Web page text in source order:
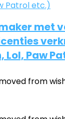
met
Lol, Paw
from